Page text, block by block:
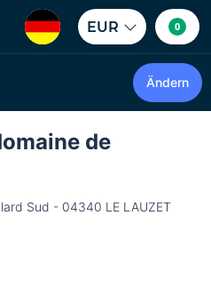
EUR 0
Ändern
de
Sud - 04340 LE LAUZET